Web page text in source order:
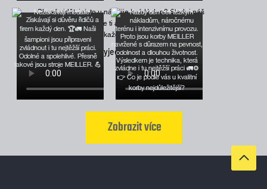
Chceš vidět, jak to u nás žije každý den? Sleduj náš
Instagram a neunikne ti ani jeden z našich příběhů,
úspěchů nebo třeba každodenních radostí.
#korbyjedou
Zobrazit více